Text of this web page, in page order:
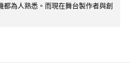
都為人熟悉。而現在舞台製作者與創